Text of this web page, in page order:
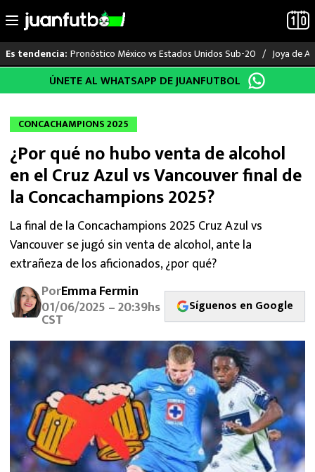
al
Es tendencia: Pronóstico México vs Estados Unidos Sub-20 Joya de
LO ÚLTIMO
LIGA MX
RAYADOS
PUMAS
ATLANTE
SELECCIÓN MEXICANA
FUTBOL INTERNACIONAL
MEXICANOS EN EL EXTRANJERO
FUTBOL ESTUFA
FÓRMULA 1
BOXEO
ÚNETE AL WHATSAPP DE JUANFUTBOL
CONCACHAMPIONS 2025
¿Por qué no hubo venta de alcohol
en el Cruz Azul vs Vancouver final de
la Concachampions 2025?
La final de la Concachampions 2025 Cruz Azul vs
Vancouver se jugó sin venta de alcohol, ante la
extrañeza de los aficionados, ¿por qué?
PorEmma Fermin
01/06/2025 – 20:39hs
CST
Síguenos en Google